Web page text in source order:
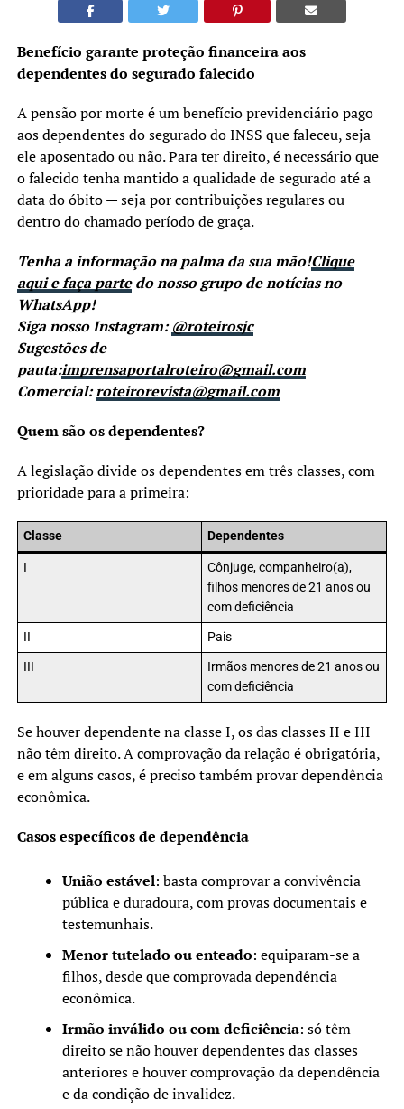
Benefício garante proteção financeira aos
dependentes do segurado falecido
A pensão por morte é um benefício previdenciário pago
aos dependentes do segurado do INSS que faleceu, seja
ele aposentado ou não. Para ter direito, é necessário que
o falecido tenha mantido a qualidade de segurado até a
data do óbito — seja por contribuições regulares ou
dentro do chamado período de graça.
Tenha a informação na palma da sua mão!Clique
aqui e faça partedo nosso grupo de notícias no
WhatsApp!
Siga nosso Instagram:@roteirosjc
Sugestões de
pauta:imprensaportalroteiro@gmail.com
Comercial:roteirorevista@gmail.com
Quem são os dependentes?
A legislação divide os dependentes em três classes, com
prioridade para a primeira:
Classe Dependentes
I
Cônjuge, companheiro(a),
filhos menores de 21 anos ou
com deficiência
II
Pais
III
Irmãos menores de 21 anos ou
com deficiência
Se houver dependente na classe I, os das classes II e III
não têm direito. A comprovação da relação é obrigatória,
e em alguns casos, é preciso também provar dependência
econômica.
Casos específicos de dependência
União estável: basta comprovar a convivência
pública e duradoura, com provas documentais e
testemunhais.
Menor tutelado ou enteado: equiparam-se a
filhos, desde que comprovada dependência
econômica.
Irmão inválido ou com deficiência: só têm
direito se não houver dependentes das classes
anteriores e houver comprovação da dependência
e da condição de invalidez.